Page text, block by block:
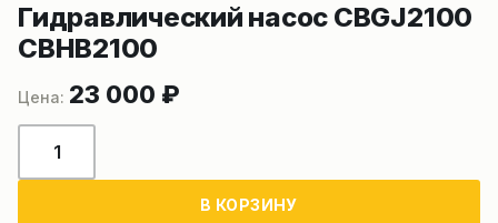
Гидравлический насос CBGJ2100
CBHB2100
23 000 ₽
товара
В КОРЗИНУ